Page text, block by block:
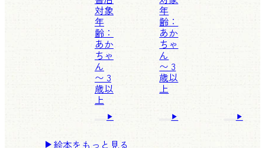
対象
年
齢：
あか
ちゃ
ん
〜 3
歳以
上
年
齢：
あか
ちゃ
ん
〜 3
歳以
上
絵本をもっと見る